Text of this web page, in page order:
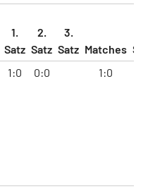
1.
Satz
2.
Satz
3.
Satz Matches
1:0 0:0 1:0